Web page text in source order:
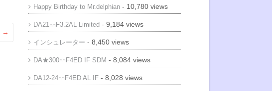
→
Happy Birthday to Mr.delphian - 10,780 views
DA21㎜F3.2AL Limited - 9,184 views
インシュレーター - 8,450 views
DA★300㎜F4ED IF SDM - 8,084 views
DA12-24㎜F4ED AL IF - 8,028 views